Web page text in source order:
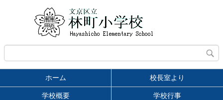
ホーム 校長室より
学校概要 学校行事